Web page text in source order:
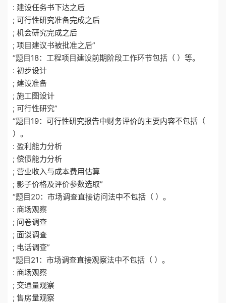
: 建设任务书下达之后
; 可行性研究准备完成之后
; 机会研究完成之后
; 项目建议书被批准之后”
“题目18：工程项目建设前期阶段工作环节包括（ ）等。
: 初步设计
; 建设准备
; 施工图设计
; 可行性研究”
“题目19：可行性研究报告中财务评价的主要内容不包括（
）。
: 盈利能力分析
; 偿债能力分析
; 营业收入与成本费用估算
; 影子价格及评价参数选取”
“题目20：市场调查直接访问法中不包括（ ）。
: 商场观察
; 问卷调查
; 面谈调查
; 电话调查”
“题目21：市场调查直接观察法中不包括（ ）。
: 商场观察
; 交通量观察
; 售房量观察